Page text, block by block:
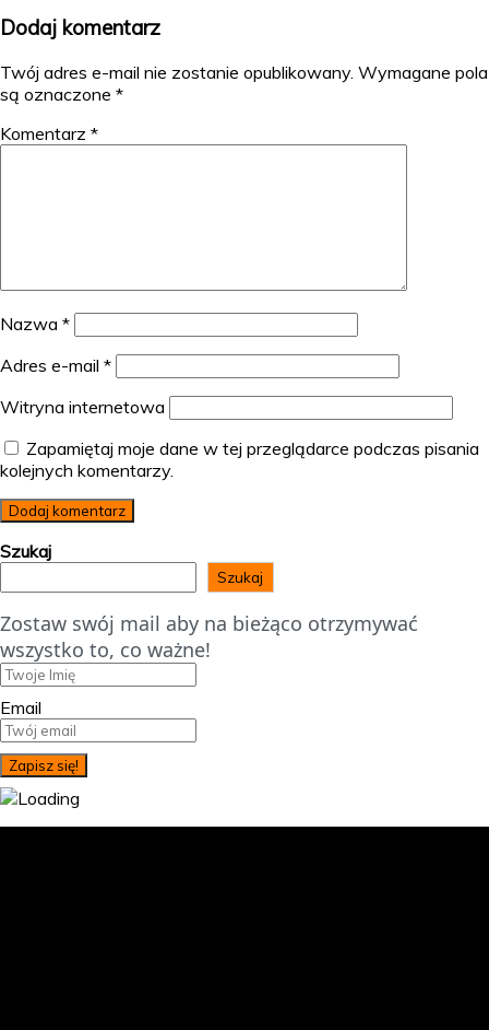
Dodaj komentarz
Twój adres e-mail nie zostanie opublikowany. Wymagane pola
są oznaczone *
Komentarz *
Nazwa *
Adres e-mail *
Witryna internetowa
Zapamiętaj moje dane w tej przeglądarce podczas pisania
kolejnych komentarzy.
Szukaj
Szukaj
Zostaw swój mail aby na bieżąco otrzymywać
wszystko to, co ważne!
Email